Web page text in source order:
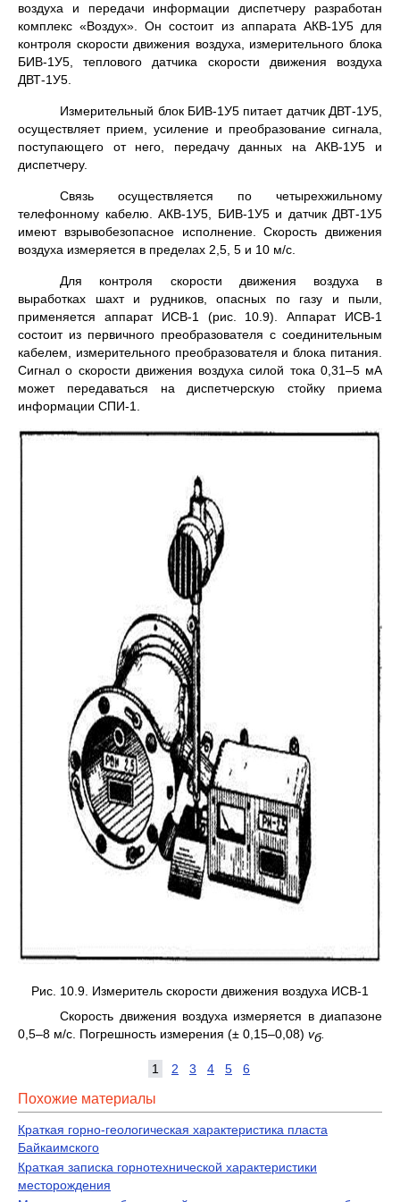
воздуха и передачи информации диспетчеру разработан
комплекс «Воз­дух». Он состоит из аппа­рата АКВ-1У5 для
контроля скорости движения воздуха, измерительного блока
БИВ-1У5, теплового датчика скорости движения воздуха
ДВТ-1У5.
Измерительный блок БИВ-1У5 питает датчик ДВТ-1У5,
осу­ществляет прием, усиление и преобразование сигнала,
поступа­ющего от него, передачу данных на АКВ-1У5 и
диспетчеру.
Связь осуществляется по четырехжильному
телефонному кабелю. АКВ-1У5, БИВ-1У5 и датчик ДВТ-1У5
имеют взрывобезопасное исполнение. Скорость движения
воздуха измеряется в пределах 2,5, 5 и 10 м/с.
Для контроля скорости движения воздуха в
выработках шахт и рудни­ков, опасных по газу и пыли,
применяется аппарат ИСВ-1 (рис. 10.9). Аппа­рат ИСВ-1
состоит из первичного преобразова­теля с соединительным
кабе­лем, измерительного преобразова­теля и блока питания.
Сигнал о скорости движения воздуха си­лой тока 0,31–5 мА
может передаваться на диспетчер­скую стой­ку приема
информации СПИ-1.
Рис. 10.9. Измеритель скорости движения воздуха ИСВ-1
Скорость движения воздуха измеряется в диапазоне
0,5–8 м/с. Погреш­ность измерения (± 0,15–0,08) vб.
1 2 3 4 5 6
Похожие материалы
Краткая горно-геологическая характеристика пласта
Байкаимского
Краткая записка горнотехнической характеристики
месторождения